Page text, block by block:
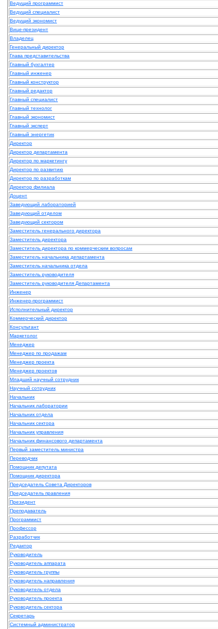
Ведущий программист
Ведущий специалист
Ведущий экономист
Вице-президент
Владелец
Генеральный директор
Глава представительства
Главный бухгалтер
Главный инженер
Главный конструктор
Главный редактор
Главный специалист
Главный технолог
Главный экономист
Главный эксперт
Главный энергетик
Директор
Директор департамента
Директор по маркетингу
Директор по развитию
Директор по разработкам
Директор филиала
Доцент
Заведующий лабораторией
Заведующий отделом
Заведующий сектором
Заместитель генерального директора
Заместитель директора
Заместитель директора по коммерческим вопросам
Заместитель начальника департамента
Заместитель начальника отдела
Заместитель руководителя
Заместитель руководителя Департамента
Инженер
Инженер-программист
Исполнительный директор
Коммерческий директор
Консультант
Маркетолог
Менеджер
Менеджер по продажам
Менеджер проекта
Менеджер проектов
Младший научный сотрудник
Научный сотрудник
Начальник
Начальник лаборатории
Начальник отдела
Начальник сектора
Начальник управления
Начальник финансового департамента
Первый заместитель министра
Переводчик
Помощник депутата
Помощник директора
Председатель Совета Директоров
Председатель правления
Президент
Преподаватель
Программист
Профессор
Разработчик
Редактор
Руководитель
Руководитель аппарата
Руководитель группы
Руководитель направления
Руководитель отдела
Руководитель проекта
Руководитель сектора
Секретарь
Системный администратор